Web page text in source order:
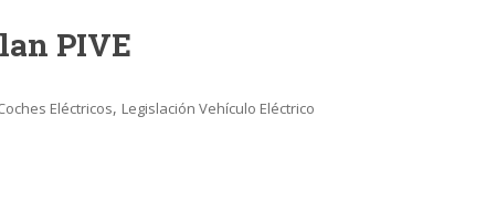
PIVE
Eléctricos, Legislación Vehículo Eléctrico